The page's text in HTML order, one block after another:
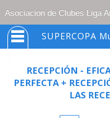
Asociacion de Clubes Liga
SUPERCOPA
RECEPCIÓN -
PERFECTA +
LAS